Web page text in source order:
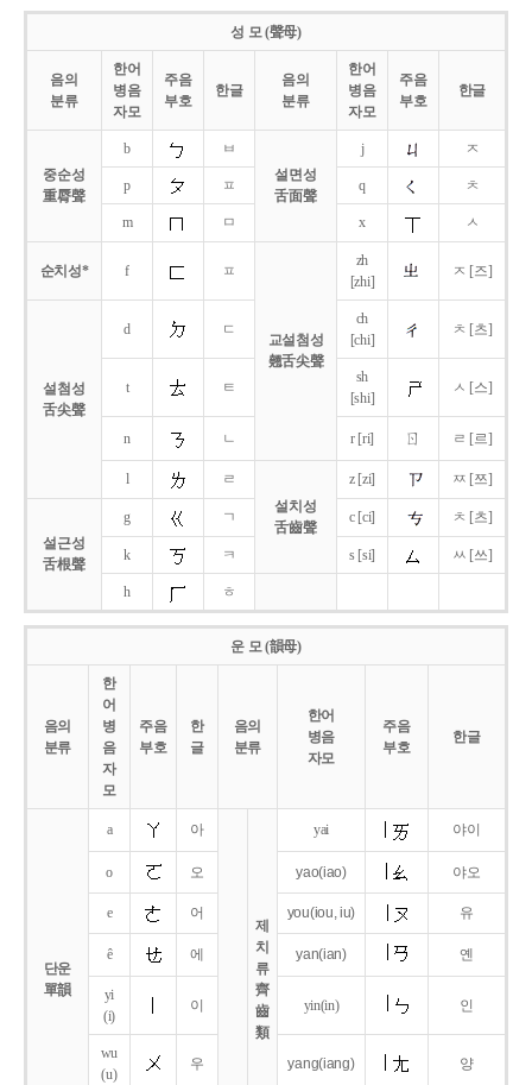
성 모 (聲母)
음의
분류
한어
병음
자모
주음
부호
한글
음의
분류
한어
병음
자모
주음
부호
한글
중순성
重脣聲
b
ㅂ
설면성
舌面聲
j ㅈ
p ㅍ q ㅊ
m ㅁ x ㅅ
순치성* f ㅍ
교설첨성
翹舌尖聲
zh
[zhi]
ㅈ [즈]
설첨성
舌尖聲
d ㄷ
ch
[chi]
ㅊ [츠]
t ㅌ
sh
[shi]
ㅅ [스]
n ㄴ r [ri] ㄖ ㄹ [르]
l
ㄹ
설치성
舌齒聲
z [zi] ㅉ [쯔]
설근성
舌根聲
g ㄱ c [ci] ㅊ [츠]
k ㅋ s [si] ㅆ [쓰]
h ㅎ
운 모 (韻母)
음의
분류
한
어
병
음
자
모
주음
부호
한
글
음의
분류
한어
병음
자모
주음
부호
한글
단운
單韻
a 아
제
치
류
齊
齒
類
yai 야이
o 오 yao(iao) 야오
e 어 you(iou,iu) 유
ê 에 yan(ian) 옌
yi
(i)
이 yin(in) 인
wu
(u)
우 yang(iang) 양